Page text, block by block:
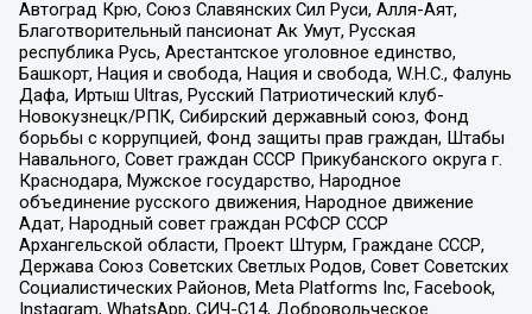
Автоград Крю, Союз Славянских Сил Руси, Алля-Аят,
Благотворительный пансионат Ак Умут, Русская
республика Русь, Арестантское уголовное единство,
Башкорт, Нация и свобода, Нация и свобода, W.H.С., Фалунь
Дафа, Иртыш Ultras, Русский Патриотический клуб-
Новокузнецк/РПК, Сибирский державный союз, Фонд
борьбы с коррупцией, Фонд защиты прав граждан, Штабы
Навального, Совет граждан СССР Прикубанского округа г.
Краснодара, Мужское государство, Народное
объединение русского движения, Народное движение
Адат, Народный совет граждан РСФСР СССР
Архангельской области, Проект Штурм, Граждане СССР,
Держава Союз Советских Светлых Родов, Совет Советских
Социалистических Районов, Meta Platforms Inc, Facebook,
Instagram, WhatsApp, СИЧ-С14, Добровольческое